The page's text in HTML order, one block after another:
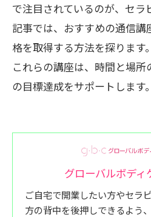
で注目されているのが、セラ
記事では、おすすめの通信
格を取得する方法を探ります
これらの講座は、時間と場
の目標達成をサポートします。
グローバルボディ
ご自宅で開業したい方やセラ
方の背中を後押しできるよう